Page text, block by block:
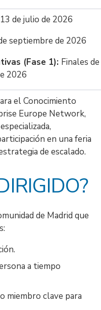
13 de julio de 2026
septiembre de 2026
(Fase 1): Finales de
2026
el Conocimiento
Europe Network,
en una feria
de escalado.
de Madrid que
a tiempo
miembro clave para